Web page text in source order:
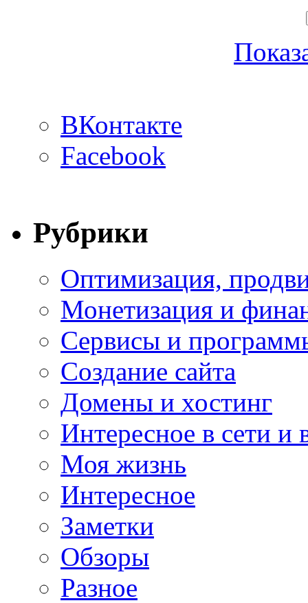
ВКонтакте
Facebook
Рубрики
Оптимизация,
Монетизация и
Сервисы и
Создание сайта
Домены и хостинг
Интересное в сети и
Моя жизнь
Интересное
Заметки
Обзоры
Разное